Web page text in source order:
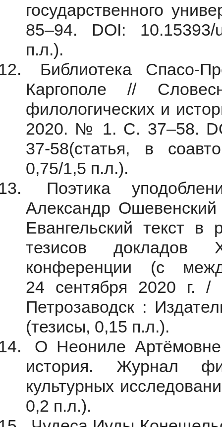
государственного
85–94. DOI: 10.15393/
п.л.).
Библиотека Спасо-
Каргополе //
филологических и
2020. № 1. С. 37–58.
37-58(статья, в
0,75/1,5 п.л.).
Поэтика
Александр
Евангельский текст в
тезисов докладов
конференции (с
24 сентября 2020 г.
Петрозаводск :
(тезисы, 0,15 п.л.).
О Неониле
история. Журнал
культурных
0,2 п.л.).